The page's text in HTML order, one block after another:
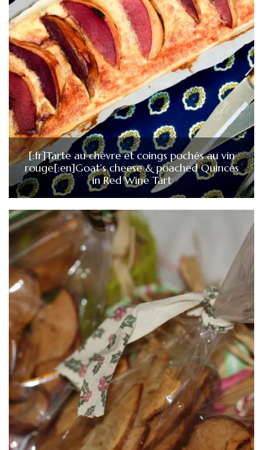
[:fr]Tarte au chèvre et coings pochés au vin
rouge[:en]Goat’s cheese & poached Quinces
in Red Wine Tart